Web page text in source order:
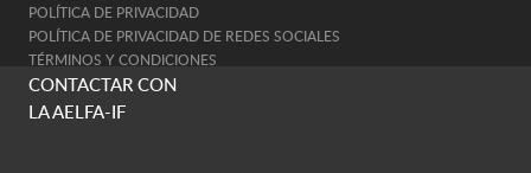
POLÍTICA DE PRIVACIDAD
POLÍTICA DE PRIVACIDAD DE REDES SOCIALES
TÉRMINOS Y CONDICIONES
CONTACTAR CON
LA AELFA-IF